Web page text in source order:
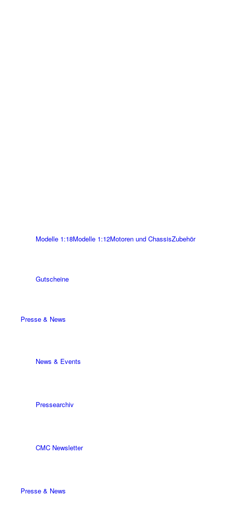
Modelle 1:18Modelle 1:12Motoren und ChassisZubehör
Gutscheine
Presse & News
News & Events
Pressearchiv
CMC Newsletter
Presse & News